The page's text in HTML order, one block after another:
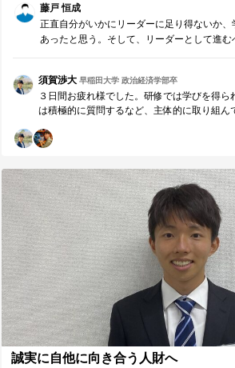
藤戸 恒成
正直自分がいかにリーダーに足り得ないか
あったと思う。そして、リーダーとして進む
いきたい。
須賀渉大早稲田大学 政治経済学部卒
３日間お疲れ様でした。研修では学びを得ら
は積極的に質問するなど、主体的に取り組ん
うる人間になるための最初の一歩であり、終
の活動」です。研修後に学びを活かし続けら
の成長を大きく変わります。本記事で伝え
藤戸さんが更に成長することを期待していま
誠実に自他に向き合う人財へ